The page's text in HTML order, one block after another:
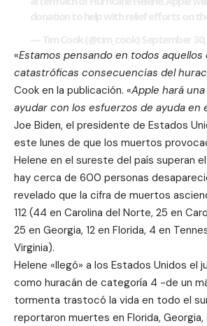
«Estamos pensando en todos
catastróficas consecuencias del
Cook en la publicación. «Apple hará
ayudar con los esfuerzos de ayuda en
Joe Biden, el presidente de Estados
este lunes de que los muertos
Helene en el sureste del país superan
hay cerca de 600 personas
revelado que la cifra de muertos
112 (44 en Carolina del Norte, 25 en
25 en Georgia, 12 en Florida, 4 en
Virginia).
Helene «llegó» a los Estados Unidos el
como huracán de categoría 4 -de un
tormenta trastocó la vida en todo el
reportaron muertes en Florida, Georgia,